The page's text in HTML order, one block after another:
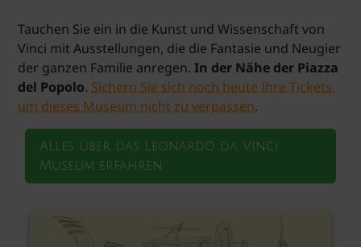
Tauchen Sie ein in die Kunst und Wissenschaft von
Vinci mit Ausstellungen, die die Fantasie und Neugier
der ganzen Familie anregen.In der Nähe der Piazza
del Popolo. Sichern Sie sich noch heute Ihre Tickets,
um dieses Museum nicht zu verpassen.
Alles über das Leonardo da Vinci
Museum erfahren